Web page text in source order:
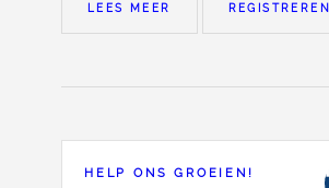
LEES MEER REGISTREREN
HELP ONS GROEIEN!